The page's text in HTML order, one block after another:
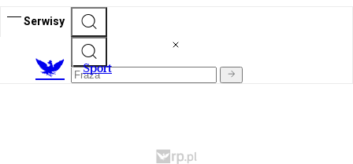
Serwisy
Sport